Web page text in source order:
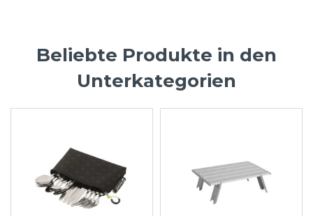
Beliebte Produkte in den
Unterkategorien